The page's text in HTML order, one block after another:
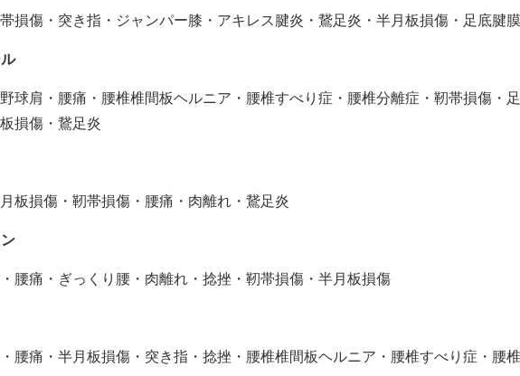
損傷・突き指・ジャンパー膝・アキレス腱炎・鵞足炎・半月板損傷・足底腱
球肩・腰痛・腰椎椎間板ヘルニア・腰椎すべり症・腰椎分離症・靭帯損傷・
損傷・鵞足炎
板損傷・靭帯損傷・腰痛・肉離れ・鵞足炎
腰痛・ぎっくり腰・肉離れ・捻挫・靭帯損傷・半月板損傷
腰痛・半月板損傷・突き指・捻挫・腰椎椎間板ヘルニア・腰椎すべり症・腰